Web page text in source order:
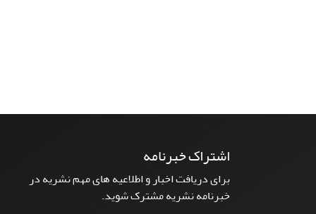
اشتراک خبرنامه
برای دریافت اخبار و اطلاعیه های مهم نشریه در
خبرنامه نشریه مشترک شوید.